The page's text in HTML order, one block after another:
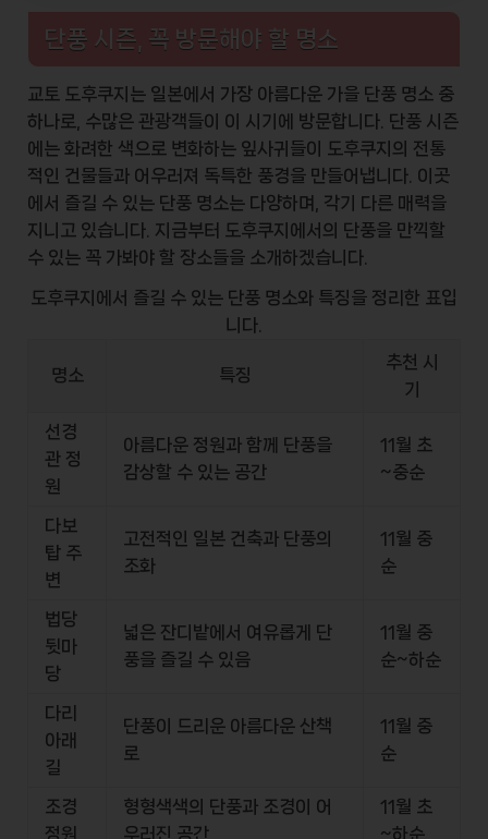
단풍 시즌, 꼭 방문해야 할 명소
교토 도후쿠지는 일본에서 가장 아름다운 가을 단풍 명소 중
하나로, 수많은 관광객들이 이 시기에 방문합니다. 단풍 시즌
에는 화려한 색으로 변화하는 잎사귀들이 도후쿠지의 전통
적인 건물들과 어우러져 독특한 풍경을 만들어냅니다. 이곳
에서 즐길 수 있는 단풍 명소는 다양하며, 각기 다른 매력을
지니고 있습니다. 지금부터 도후쿠지에서의 단풍을 만끽할
수 있는 꼭 가봐야 할 장소들을 소개하겠습니다.
도후쿠지에서 즐길 수 있는 단풍 명소와 특징을 정리한 표입
니다.
명소 특징
추천 시
기
선경
관 정
원
아름다운 정원과 함께 단풍을
감상할 수 있는 공간
11월 초
~중순
다보
탑 주
변
고전적인 일본 건축과 단풍의
조화
11월 중
순
법당
뒷마
당
넓은 잔디밭에서 여유롭게 단
풍을 즐길 수 있음
11월 중
순~하순
다리
아래
길
단풍이 드리운 아름다운 산책
로
11월 중
순
조경
정원
형형색색의 단풍과 조경이 어
우러진 공간
11월 초
~하순